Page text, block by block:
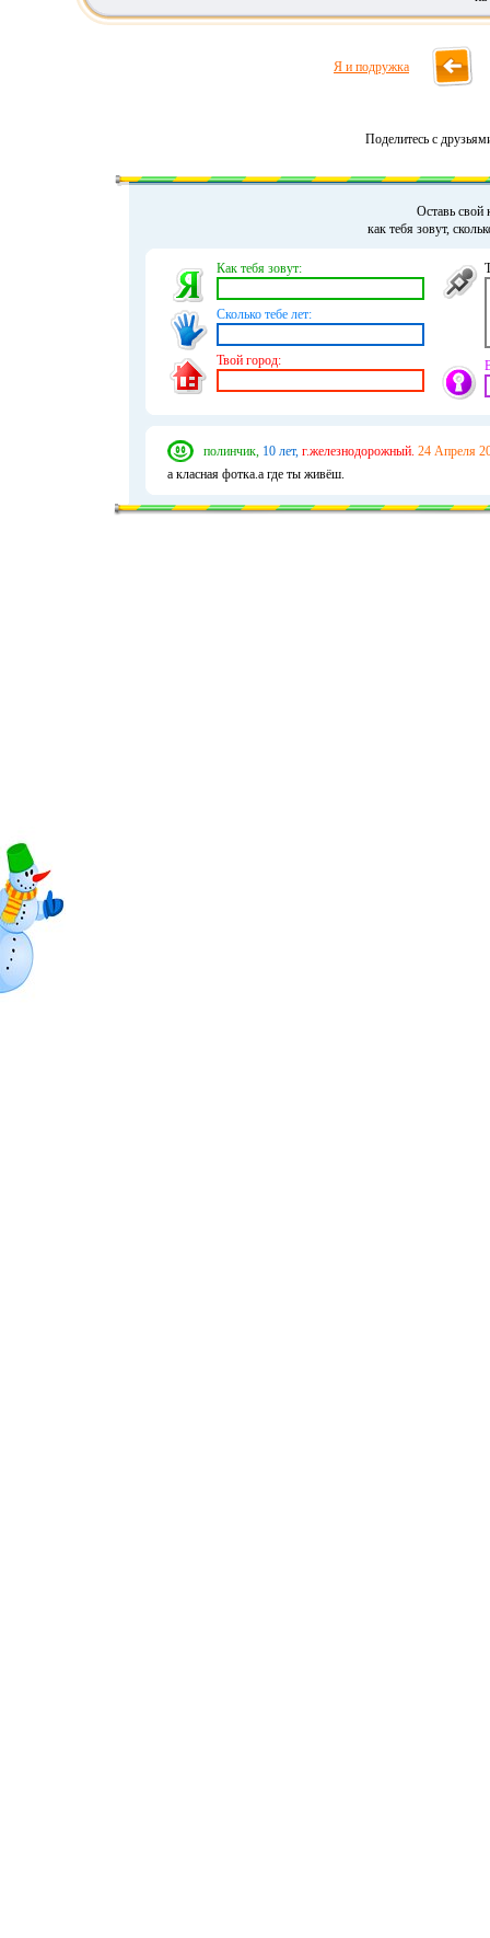
Я и подружка
Поделитесь с
Оставь свой
как тебя зовут,
Как тебя зовут:
Сколько тебе лет:
Твой город:
полинчик, 10 лет, г.железнодорожный. 24 Апреля
а класная фотка.а где ты живёш.